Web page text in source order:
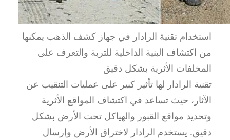
استخدام تقنية الرادار في جهاز كشف الذهب يمكنها
من اكتشاف البنية الداخلية للتربة والتعرف على
المخلفات الأثرية بشكل دقيق
تقنية الرادار لها تأثير كبير على عمليات التنقيب عن
الآثار، حيث تساعد في اكتشاف المواقع الأثرية
وتحديد مواقع القبور والهياكل تحت الأرض بشكل
دقيق. يستخدم الرادار لاختراق الأرض وإرسال